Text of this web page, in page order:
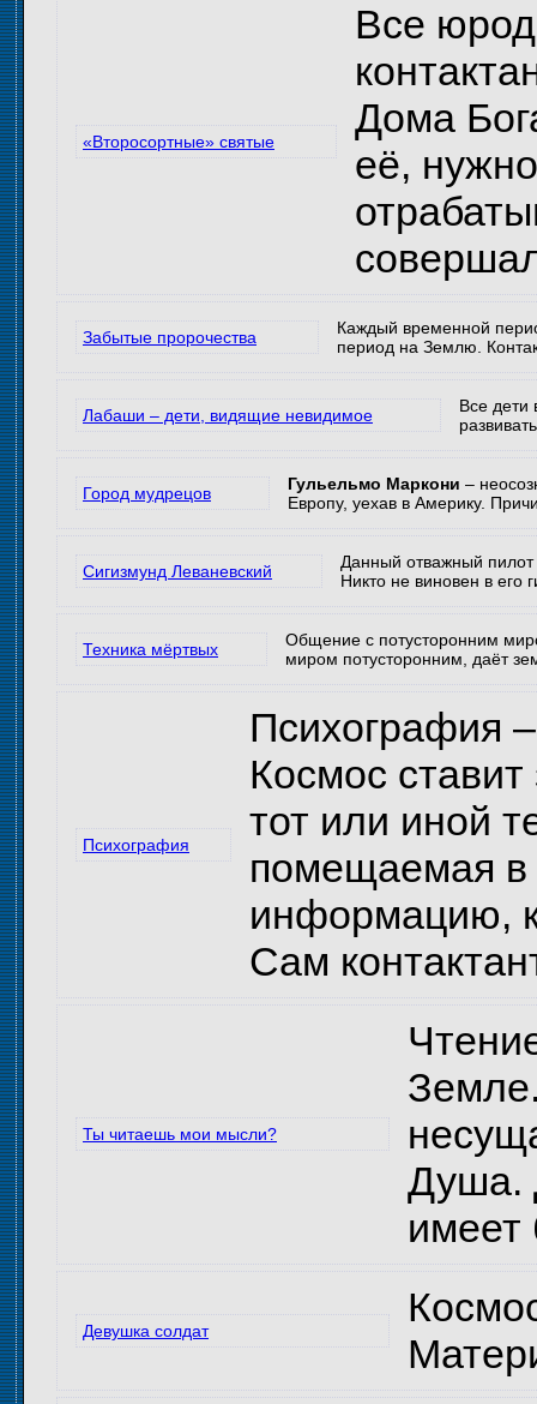
«Второсортные» святые
Все
Дома
её,
Забытые пророчества
Каждый временной
период на Землю.
Лабаши – дети, видящие невидимое
Все дети
Город мудрецов Гульельмо Маркони –
Европу, уехав в Америку.
Сигизмунд Леваневский
Данный отважный пилот
Никто не виновен в его
Техника мёртвых
Общение с потусторонним
миром потусторонним, даёт
Психография
Психография
Космос
тот или иной
помещаемая в
информацию,
Сам
Ты читаешь мои мысли?
Душа.
имеет
Девушка солдат